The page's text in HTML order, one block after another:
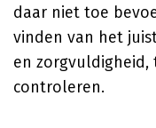
daar niet toe
vinden van het
en zorgvuldigheid,
controleren.